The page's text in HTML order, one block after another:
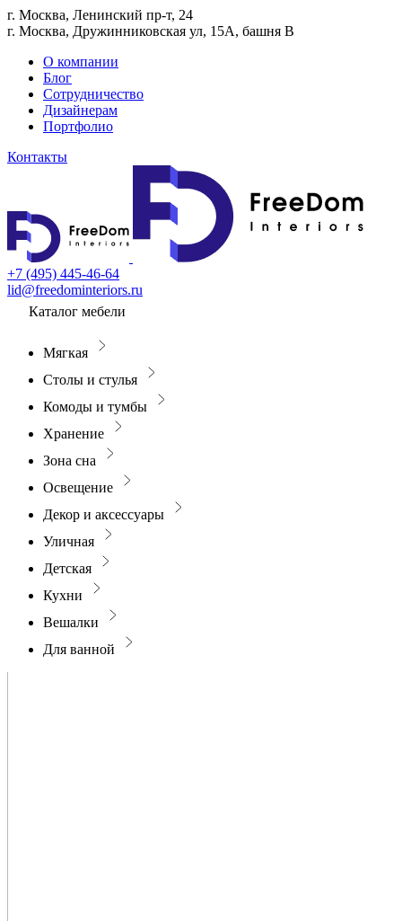
г. Москва, Ленинский пр-т, 24
г. Москва, Дружинниковская ул, 15А, башня В
О компании
Блог
Сотрудничество
Дизайнерам
Портфолио
Контакты
+7 (495) 445-46-64
lid@freedominteriors.ru
Каталог мебели
Мягкая
Столы и стулья
Комоды и тумбы
Хранение
Зона сна
Освещение
Декор и аксессуары
Уличная
Детская
Кухни
Вешалки
Для ванной